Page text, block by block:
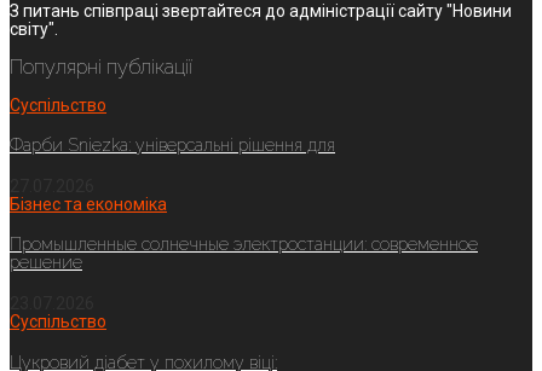
З питань співпраці звертайтеся до адміністрації сайту "Новини
світу".
Популярні публікації
Суспільство
Фарби Sniezka: універсальні рішення для
Бізнес та економіка
Промышленные солнечные электростанции: современное
решение
Суспільство
Цукровий діабет у похилому віці: